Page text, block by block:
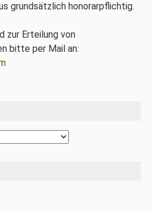
grundsätzlich honorarpflichtig.
zur Erteilung von
bitte per Mail an: